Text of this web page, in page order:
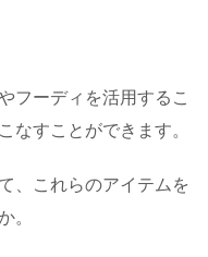
フーディを活用するこ
なすことができます。
、これらのアイテムを
。